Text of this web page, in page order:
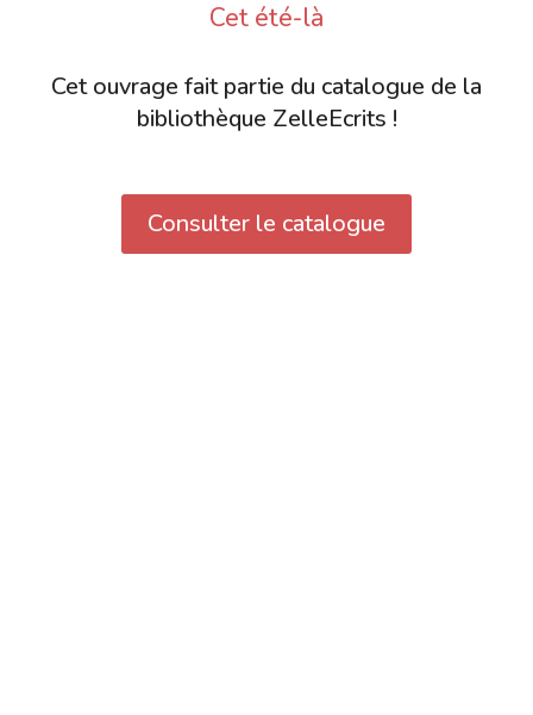
Cet été-là
Cet ouvrage fait partie du catalogue de la
bibliothèque ZelleEcrits !
Consulter le catalogue